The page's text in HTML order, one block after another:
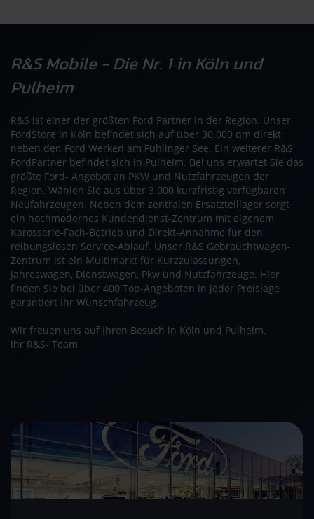
R&S Mobile - Die Nr. 1 in Köln und
Pulheim
R&S ist einer der größten Ford Partner in der Region. Unser
FordStore in Köln befindet sich auf über 30.000 qm direkt
neben den Ford Werken am Fühlinger See. Ein weiterer R&S
FordPartner befindet sich in Pulheim. Bei uns erwartet Sie das
größte Ford- Angebot an PKW und Nutzfahrzeugen der
Region. Wählen Sie aus über 3.000 kurzfristig verfügbaren
Neufahrzeugen. Neben dem zentralen Ersatzteillager sorgt
ein hochmodernes Kundendienst-Zentrum mit eigenem
Karosserie-Fach-Betrieb und Direkt-Annahme für den
reibungslosen Service-Ablauf. Unser R&S Gebrauchtwagen-
Zentrum ist ein Multimarkt für Kurzzulassungen,
Jahreswagen, Dienstwagen, Pkw und Nutzfahrzeuge. Hier
finden Sie bei über 400 Top-Angeboten in jeder Preislage
garantiert Ihr Wunschfahrzeug.
Wir freuen uns auf Ihren Besuch in Köln und Pulheim.
Ihr R&S- Team